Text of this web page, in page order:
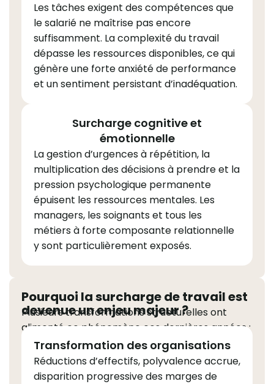
Les tâches exigent des compétences que
le salarié ne maîtrise pas encore
suffisamment. La complexité du travail
dépasse les ressources disponibles, ce qui
génère une forte anxiété de performance
et un sentiment persistant d’inadéquation.
Surcharge cognitive et
émotionnelle
La gestion d’urgences à répétition, la
multiplication des décisions à prendre et la
pression psychologique permanente
épuisent les ressources mentales. Les
managers, les soignants et tous les
métiers à forte composante relationnelle
y sont particulièrement exposés.
Pourquoi la surcharge de travail est
devenue un enjeu majeur ?
Plusieurs transformations structurelles ont
alimenté ce phénomène ces dernières années :
Transformation des organisations
Réductions d’effectifs, polyvalence accrue,
disparition progressive des marges de